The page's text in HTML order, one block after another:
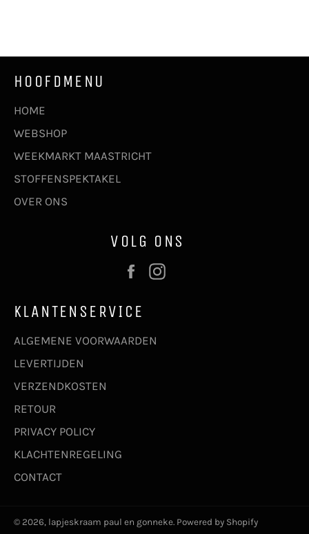
HOOFDMENU
HOME
WEBSHOP
WEEKMARKT MAASTRICHT
STOFFENSPEKTAKEL
OVER ONS
VOLG ONS
Facebook
KLANTENSERVICE
ALGEMENE VOORWAARDEN
LEVERTIJDEN
VERZENDKOSTEN
RETOUR
PRIVACY POLICY
KLACHTENREGELING
CONTACT
© 2026, lapjeskraam paul en gonneke. Powered by Shopify